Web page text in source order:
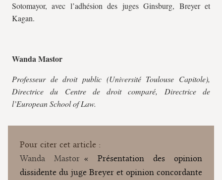
Sotomayor, avec l’adhésion des juges Ginsburg, Breyer et
Kagan.
Wanda Mastor
Professeur de droit public (Université Toulouse Capitole),
Directrice du Centre de droit comparé, Directrice de
l’European School of Law.
Pour citer cet article :
Wanda Mastor « Présentation des opinion
dissidente du juge Breyer et opinion concordante